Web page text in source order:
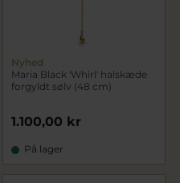
Nyhed
Maria Black 'Whirl' halskæde
forgyldt sølv (48 cm)
1.100,00 kr
På lager